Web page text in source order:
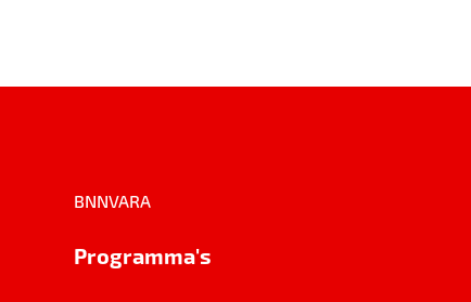
BNNVARA
Programma's